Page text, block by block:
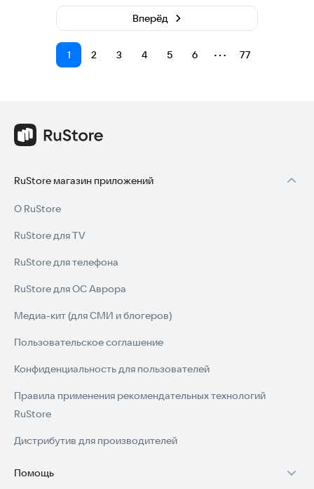
1 2 3 4 5 6 ⋯ 77
Вперёд
RuStore магазин приложений
О RuStore
RuStore для TV
RuStore для телефона
RuStore для ОС Аврора
Медиа-кит (для СМИ и блогеров)
Пользовательское соглашение
Конфиденциальность для пользователей
Правила применения рекомендательных технологий
RuStore
Дистрибутив для производителей
Помощь